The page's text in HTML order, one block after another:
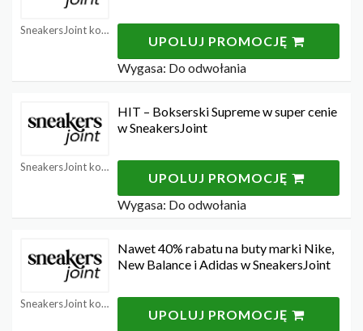
SneakersJoint kody rabatowe
UPOLUJ PROMOCJĘ
Wygasa: Do odwołania
SneakersJoint kody rabatowe
HIT – Bokserski Supreme w super cenie
w SneakersJoint
UPOLUJ PROMOCJĘ
Wygasa: Do odwołania
SneakersJoint kody rabatowe
Nawet 40% rabatu na buty marki Nike,
New Balance i Adidas w SneakersJoint
UPOLUJ PROMOCJĘ